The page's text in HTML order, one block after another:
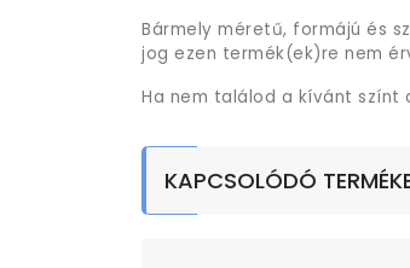
Bármely méretű, formájú és
jog ezen termék(ek)re nem
Ha nem találod a kívánt
KAPCSOLÓDÓ